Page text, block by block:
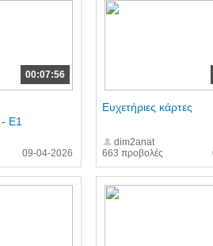
00:07:56
Ε1
09-04-2026
663 προβολές
Ευχετήριες κάρτες
dim2anat